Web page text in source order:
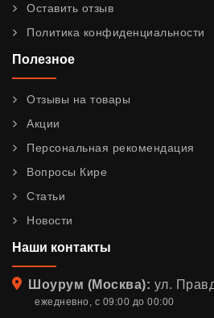
Оставить отзыв
Политика конфиденциальности
Полезное
Отзывы на товары
Акции
Персональная рекомендация
Вопросы Кире
Статьи
Новости
Наши контакты
Адрес
Шоурум (Москва): ул.
ежедневно, с 09:00 до 00:00